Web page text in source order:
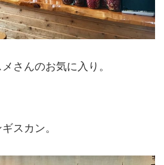
さんのお気に入り。
スカン。